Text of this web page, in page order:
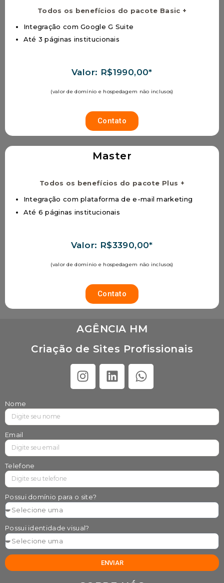
Todos os benefícios do pacote Basic +
Integração com Google G Suite
Até 3 páginas institucionais
Valor: R$1990,00*
(valor de domínio e hospedagem não inclusos)
Contato
Master
Todos os benefícios do pacote Plus +
Integração com plataforma de e-mail marketing
Até 6 páginas institucionais
Valor: R$3390,00*
(valor de domínio e hospedagem não inclusos)
Contato
AGÊNCIA HM
Criação de Sites Profissionais
Nome
Email
Telefone
Possui domínio para o site?
Possui identidade visual?
ENVIAR